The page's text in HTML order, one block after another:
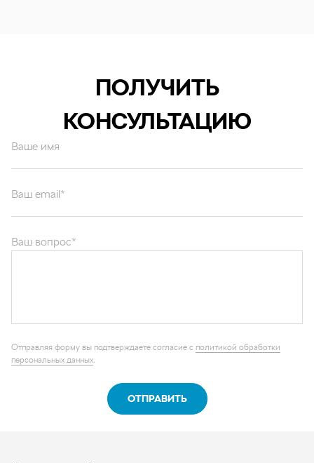
ПОЛУЧИТЬ
КОНСУЛЬТАЦИЮ
Ваше имя
персональных данных
Каталог запчастей